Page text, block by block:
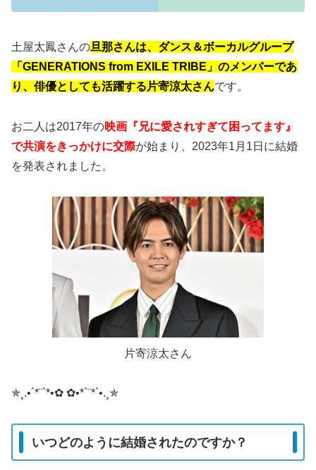
土屋太鳳さんの旦那さんは、ダンス＆ボーカルグループ
「GENERATIONS from EXILE TRIBE」のメンバーであ
り、俳優としても活躍する片寄涼太さんです。
お二人は2017年の映画『兄に愛されすぎて困ってます』
で共演をきっかけに交際が始まり、2023年1月1日に結婚
を発表されました 。
片寄涼太さん
✯¸.•´*¨`*•✿ ✿•*`¨*`•.¸✯
いつどのように結婚されたのですか？